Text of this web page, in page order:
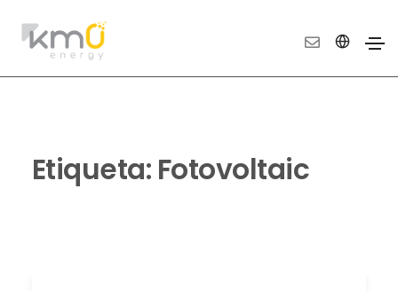
Etiqueta: Fotovoltaic